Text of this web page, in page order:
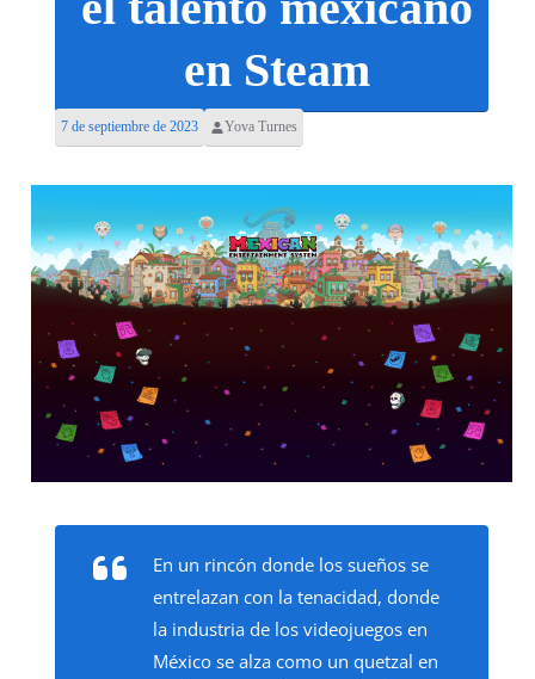
en Steam
7 de septiembre de 2023 Yova Turnes
En un rincón donde los sueños se
entrelazan con la tenacidad, donde
la industria de los videojuegos en
México se alza como un quetzal en